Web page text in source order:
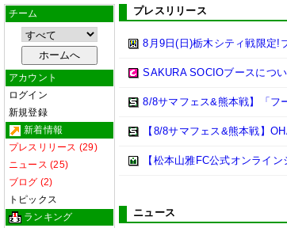
チーム
アカウント
ログイン
新規登録
新着情報
プレスリリース (29)
ニュース (25)
ブログ (2)
トピックス
ランキング
プレスリリース
8月9日(日)栃木シティ戦限定!
SAKURA SOCIOブースにつ
8/8サマフェス&熊本戦】「フ
【8/8サマフェス&熊本戦】
【松本山雅FC公式オンライ
ニュース